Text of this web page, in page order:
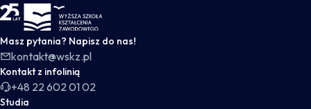
WSKZ - strona główna
Masz pytania? Napisz do nas!
kontakt@wskz.pl
Kontakt z infolinią
+48 22 602 01 02
Studia